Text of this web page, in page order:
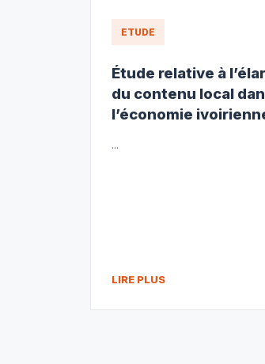
ETUDE
Étude relative à
du contenu local
l’économie
...
LIRE PLUS